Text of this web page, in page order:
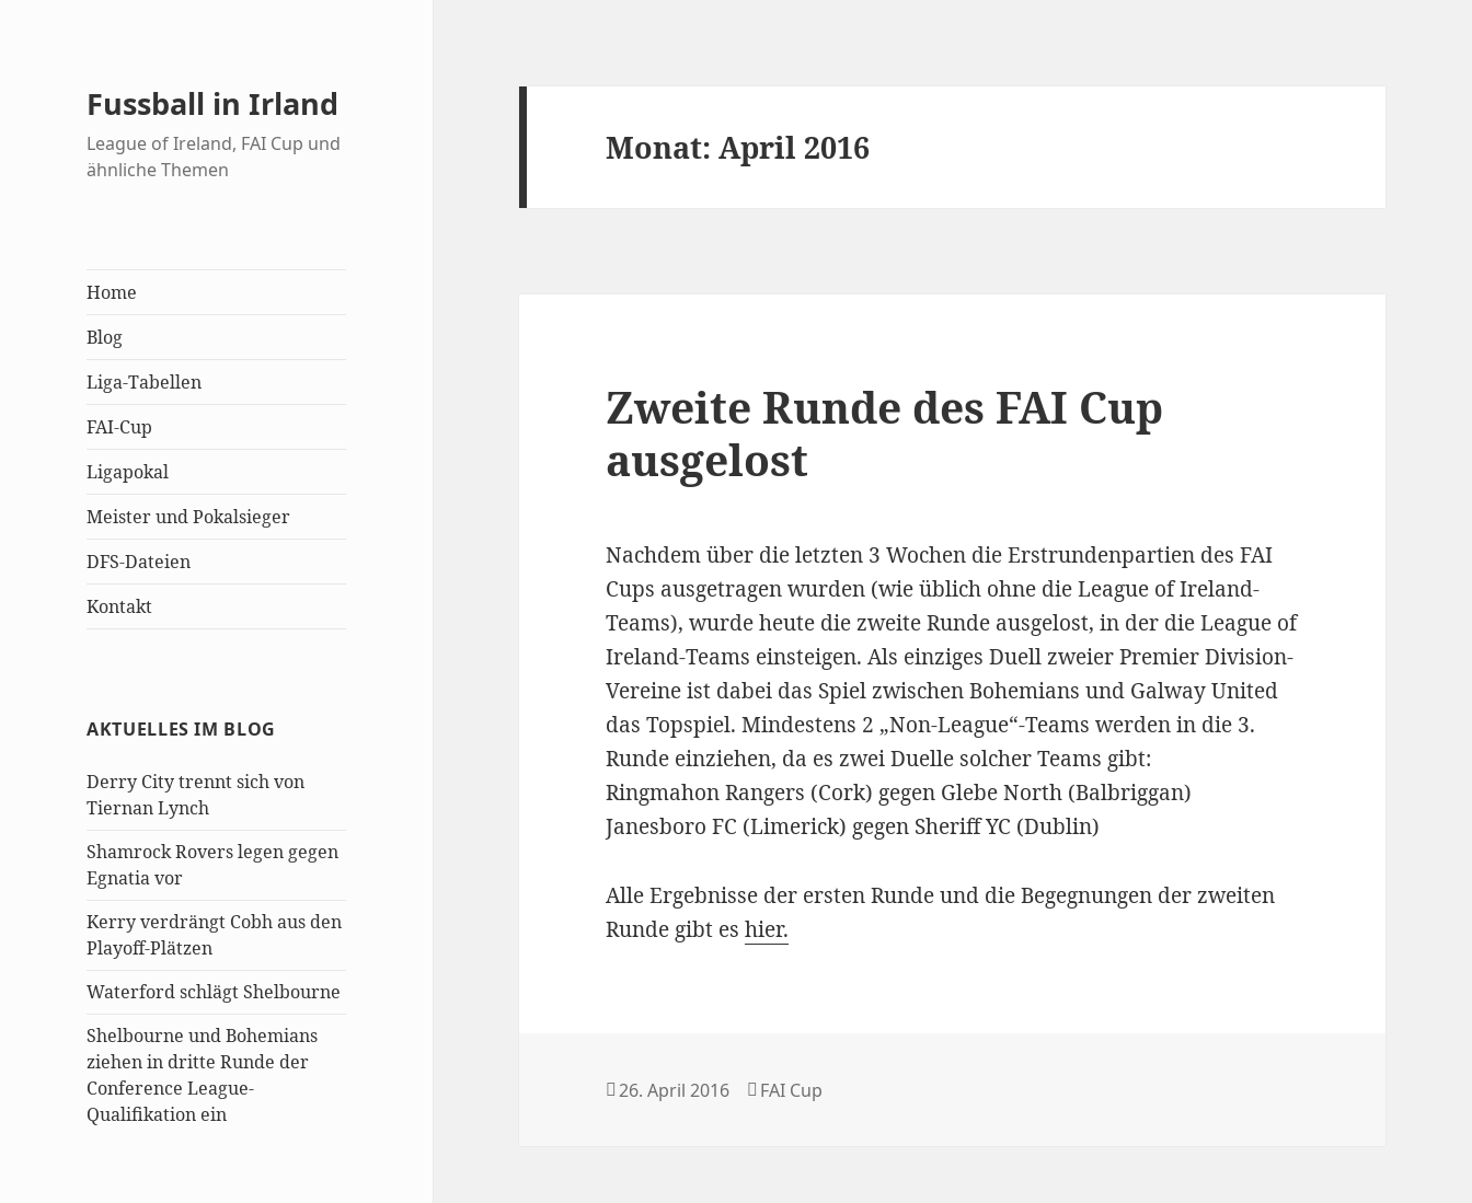
Fussball in Irland
League of Ireland, FAI Cup und
ähnliche Themen
Home
Blog
Liga-Tabellen
FAI-Cup
Ligapokal
Meister und Pokalsieger
DFS-Dateien
Kontakt
AKTUELLES IM BLOG
Derry City trennt sich von
Tiernan Lynch
Shamrock Rovers legen gegen
Egnatia vor
Kerry verdrängt Cobh aus den
Playoff-Plätzen
Waterford schlägt Shelbourne
Shelbourne und Bohemians
ziehen in dritte Runde der
Conference League-
Qualifikation ein
Monat:April 2016
Zweite Runde des FAI Cup
ausgelost
Nachdem über die letzten 3 Wochen die Erstrundenpartien des FAI
Cups ausgetragen wurden (wie üblich ohne die League of Ireland-
Teams), wurde heute die zweite Runde ausgelost, in der die League of
Ireland-Teams einsteigen. Als einziges Duell zweier Premier Division-
Vereine ist dabei das Spiel zwischen Bohemians und Galway United
das Topspiel. Mindestens 2 „Non-League“-Teams werden in die 3.
Runde einziehen, da es zwei Duelle solcher Teams gibt:
Ringmahon Rangers (Cork) gegen Glebe North (Balbriggan)
Janesboro FC (Limerick) gegen Sheriff YC (Dublin)
Alle Ergebnisse der ersten Runde und die Begegnungen der zweiten
Runde gibt eshier.
Veröffentlicht
26. April 2016 Kategorien
FAI Cup